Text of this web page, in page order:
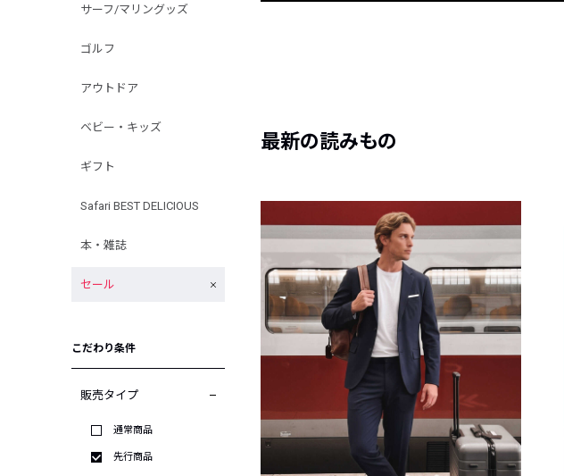
サーフ/マリングッズ
ゴルフ
アウトドア
ベビー・キッズ
ギフト
Safari BEST DELICIOUS
本・雑誌
セール
こだわり条件
販売タイプ
通常商品
先行商品
最新の読みもの